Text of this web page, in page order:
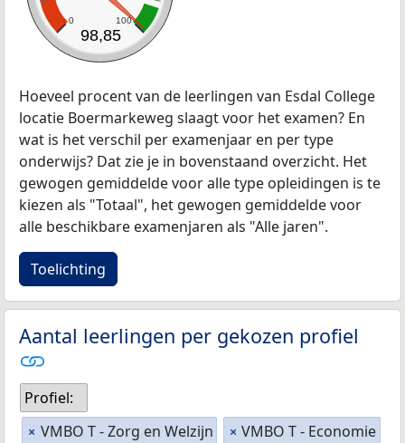
0 100
98,85
Hoeveel procent van de leerlingen van Esdal College
locatie Boermarkeweg slaagt voor het examen? En
wat is het verschil per examenjaar en per type
onderwijs? Dat zie je in bovenstaand overzicht. Het
gewogen gemiddelde voor alle type opleidingen is te
kiezen als "Totaal", het gewogen gemiddelde voor
alle beschikbare examenjaren als "Alle jaren".
Toelichting
Aantal leerlingen per gekozen profiel
Profiel:
× VMBO T - Zorg en Welzijn × VMBO T - Economie